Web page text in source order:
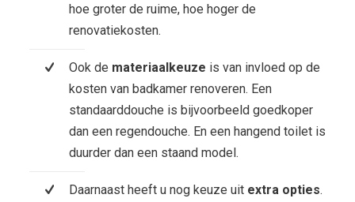
hoe groter de ruime, hoe hoger de
renovatiekosten.
Ook de materiaalkeuze is van invloed op de
kosten van badkamer renoveren. Een
standaarddouche is bijvoorbeeld goedkoper
dan een regendouche. En een hangend toilet is
duurder dan een staand model.
Daarnaast heeft u nog keuze uit extra opties.